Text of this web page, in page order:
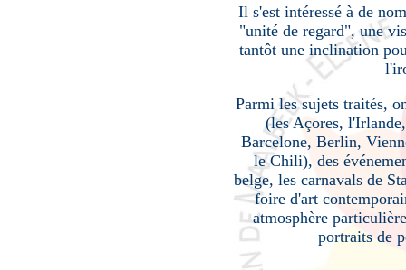
Il s'est intéressé à de
"unité de regard", une
tantôt une inclination
Parmi les sujets traités,
(les Açores,
Barcelone, Berlin,
le Chili), des
belge, les carnavals de
foire d'art
atmosphère
portraits de